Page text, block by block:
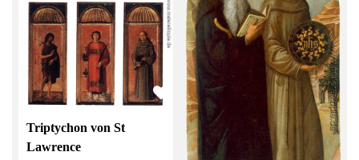
Triptychon von St
Lawrence